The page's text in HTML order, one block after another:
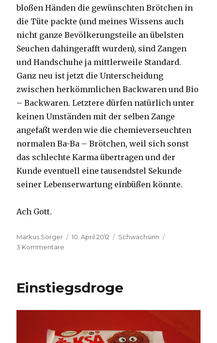
bloßen Händen die gewünschten Brötchen in
die Tüte packte (und meines Wissens auch
nicht ganze Bevölkerungsteile an übelsten
Seuchen dahingerafft wurden), sind Zangen
und Handschuhe ja mittlerweile Standard.
Ganz neu ist jetzt die Unterscheidung
zwischen herkömmlichen Backwaren und Bio
– Backwaren. Letztere dürfen natürlich unter
keinen Umständen mit der selben Zange
angefaßt werden wie die chemieverseuchten
normalen Ba-Ba – Brötchen, weil sich sonst
das schlechte Karma übertragen und der
Kunde eventuell eine tausendstel Sekunde
seiner Lebenserwartung einbüßen könnte.
Ach Gott.
Autor
Markus Sorger
Veröffentlicht
10. April 2012 Kategorien
Schwachsinn
3 Kommentare
Einstiegsdroge